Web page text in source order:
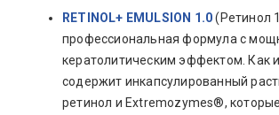
RETINOL+ EMULSION 1.0(Ретинол
профессиональная формула с
кератолитическим эффектом. Как
содержит инкапсулированный
ретинол и Extremozymes®,